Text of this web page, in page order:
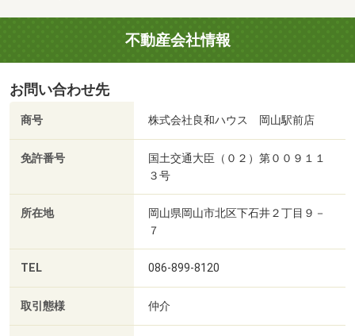
不動産会社情報
お問い合わせ先
商号 株式会社良和ハウス 岡山駅前店
免許番号
国土交通大臣（０２）第００９１１
３号
所在地
岡山県岡山市北区下石井２丁目９－
７
TEL 086-899-8120
取引態様 仲介